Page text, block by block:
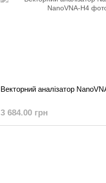
Векторний аналізатор
3 684.00 грн